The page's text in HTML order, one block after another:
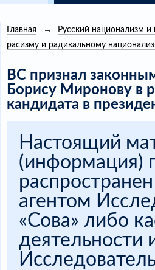
Главная Русский национализм и
расизму и радикальному
ВС признал
Борису Миронову в
кандидата в
Настоящий
(информация)
агентом
«Сова» либо
деятельности